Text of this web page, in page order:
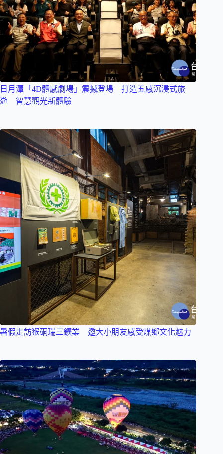
日月潭「4D體感劇場」震撼登場 打造五感沉浸式旅
遊 智慧觀光新體驗
暑假走訪猴硐瑞三鑛業 邀大小朋友感受煤鄉文化魅力